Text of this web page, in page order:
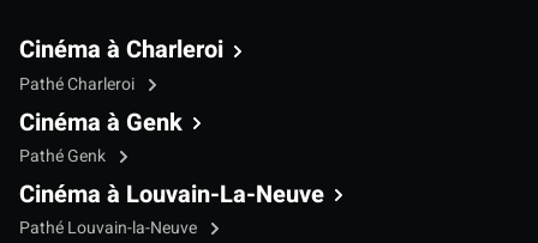
Cinéma à Charleroi
Pathé Charleroi
Cinéma à Genk
Pathé Genk
Cinéma à Louvain-La-Neuve
Pathé Louvain-la-Neuve